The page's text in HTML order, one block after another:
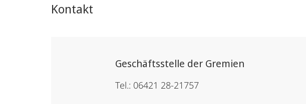
Kontakt
Geschäftsstelle der Gremien
Tel.: 06421 28-21757